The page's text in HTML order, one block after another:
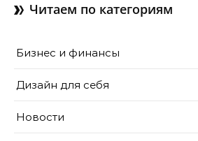
Читаем по категориям
Бизнес и финансы
Дизайн для себя
Новости